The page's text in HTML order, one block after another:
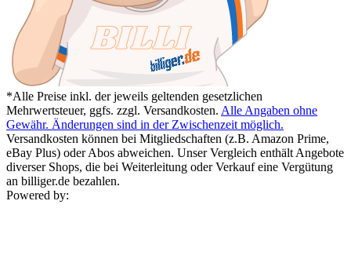
*Alle Preise inkl. der jeweils geltenden gesetzlichen
Mehrwertsteuer, ggfs. zzgl. Versandkosten. Alle Angaben ohne
Gewähr. Änderungen sind in der Zwischenzeit möglich.
Versandkosten können bei Mitgliedschaften (z.B. Amazon Prime,
eBay Plus) oder Abos abweichen. Unser Vergleich enthält Angebote
diverser Shops, die bei Weiterleitung oder Verkauf eine Vergütung
an billiger.de bezahlen.
Powered by: